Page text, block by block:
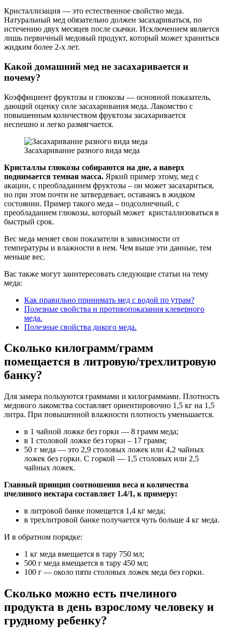
Кристаллизация — это естественное свойство меда.
Натуральный мед обязательно должен засахариваться, по
истечению двух месяцев после скачки. Исключением является
лишь первичный медовый продукт, который может храниться
жидким более 2-х лет.
Какой домашний мед не засахаривается и
почему?
Коэффициент фруктозы и глюкозы — основной показатель,
дающий оценку силе засахаривания меда. Лакомство с
повышенным количеством фруктозы засахаривается
неспешно и легко размягчается.
Засахаривание разного вида меда
Кристаллы глюкозы собираются на дне, а наверх
поднимается темная масса. Яркий пример этому, мед с
акации, с преобладанием фруктозы – он может засахариться,
но при этом почти не затвердевает, оставаясь в жидком
состоянии. Пример такого меда – подсолнечный, с
преобладанием глюкозы, который может кристаллизоваться в
быстрый срок.
Вес меда меняет свои показатели в зависимости от
температуры и влажности в нем. Чем выше эти данные, тем
меньше вес.
Вас также могут заинтересовать следующие статьи на тему
меда:
Как правильно принимать мед с водой по утрам?
Полезные свойства и противопоказания клеверного
меда.
Полезные свойства дикого меда.
Сколько килограмм/грамм
помещается в литровую/трехлитровую
банку?
Для замера пользуются граммами и килограммами. Плотность
медового лакомства составляет ориентировочно 1,5 кг на 1,5
литра. При повышенной влажности плотность уменьшается.
в 1 чайной ложке без горки — 8 грамм меда;
в 1 столовой ложке без горки – 17 грамм;
50 г меда — это 2,9 столовых ложек или 4,2 чайных
ложек без горки. С горкой — 1,5 столовых или 2,5
чайных ложек.
Главный принцип соотношения веса и количества
пчелиного нектара составляет 1.4/1, к примеру:
в литровой банке помещется 1,4 кг меда;
в трехлитровой банке получается чуть больше 4 кг меда.
И в обратном порядке:
1 кг меда вмещается в тару 750 мл;
500 г меда вмещается в тару 450 мл;
100 г — около пяти столовых ложек меда без горки.
Сколько можно есть пчелиного
продукта в день взрослому человеку и
грудному ребенку?